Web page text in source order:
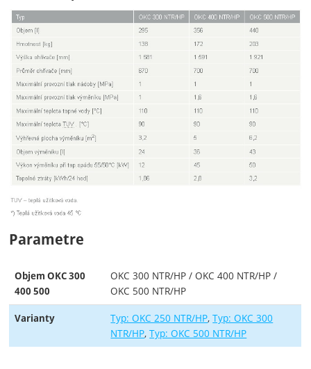
Parametre
Objem OKC 300
400 500
OKC 300 NTR/HP / OKC 400 NTR/HP /
OKC 500 NTR/HP
Varianty Typ: OKC 250 NTR/HP Typ: OKC 300
NTR/HP Typ: OKC 500 NTR/HP